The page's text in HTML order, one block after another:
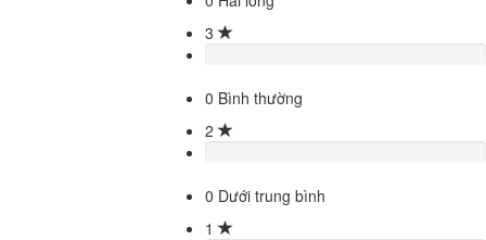
3
0 Bình thường
2
0 Dưới trung bình
1